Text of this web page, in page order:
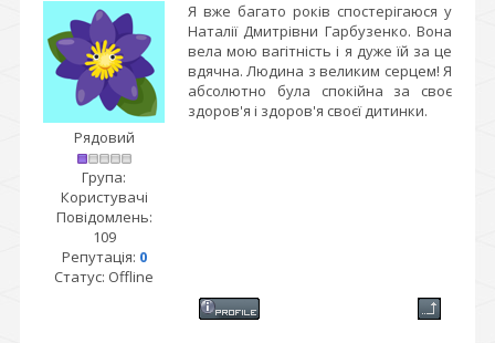
Рядовий
Група:
Користувачі
Повідомлень:
109
Репутація: 0
Статус: Offline
Я вже багато років спостерігаюся у
Наталії Дмитрівни Гарбузенко. Вона
вела мою вагітність і я дуже їй за це
вдячна. Людина з великим серцем! Я
абсолютно була спокійна за своє
здоров'я і здоров'я своєї дитинки.